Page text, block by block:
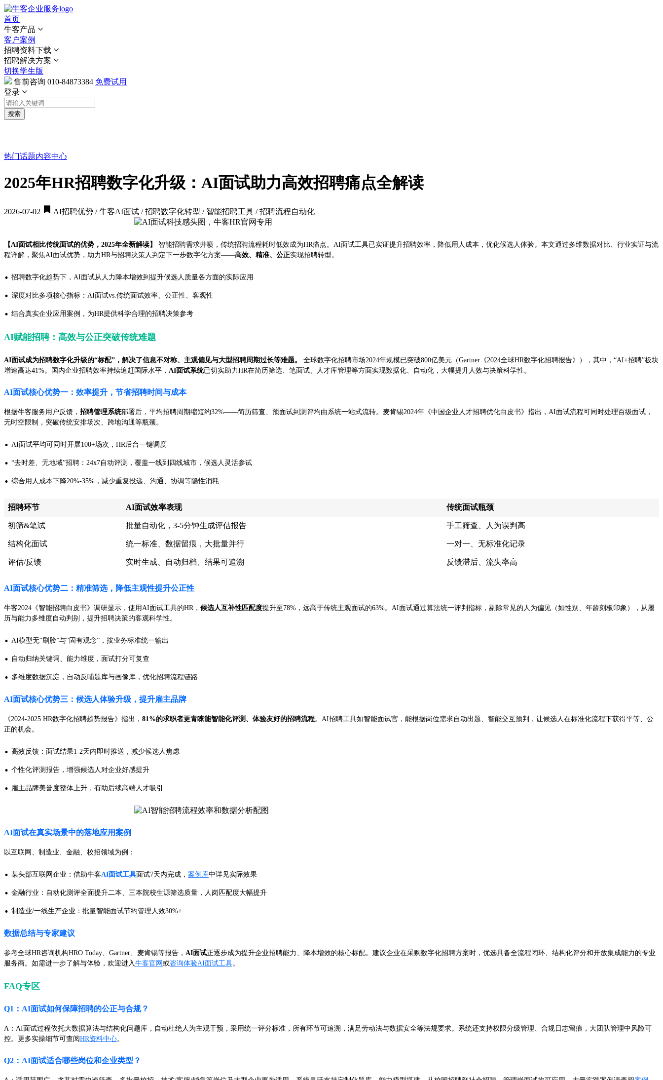
首页
牛客产品
客户案例
招聘资料下载
招聘解决方案
切换学生版
售前咨询 010-84873384 免费试用
登录
搜索
热门话题内容中心
2025年HR招聘数字化升级：AI面试助力高效招聘痛点全解读
2026-07-02 AI招聘优势 / 牛客AI面试 / 招聘数字化转型 / 智能招聘工具 / 招聘流程自动化
【AI面试相比传统面试的优势，2025年全新解读】
智能招聘需求井喷，传统招聘流程耗时低效成为HR痛点。AI面试工具已实证提升招聘效率，降低用人成本，优化候选人体验。本文通过多维数据对比、行业实证与流
程详解，聚焦AI面试优势，助力HR与招聘决策人判定下一步数字化方案——高效、精准、公正实现招聘转型。
· 招聘数字化趋势下，AI面试从人力降本增效到提升候选人质量各方面的实际应用
· 深度对比多项核心指标：AI面试vs.传统面试效率、公正性、客观性
· 结合真实企业应用案例，为HR提供科学合理的招聘决策参考
AI赋能招聘：高效与公正突破传统难题
AI面试成为招聘数字化升级的“标配”，解决了信息不对称、主观偏见与大型招聘周期过长等难题。
全球数字化招聘市场2024年规模已突破800亿美元（Gartner《2024全球HR数字化招聘报告》），其中，“AI+招聘”板块
增速高达41%。国内企业招聘效率持续追赶国际水平， AI面试系统已切实助力HR在简历筛选、笔面试、人才库管理等方面实现数据化、自动化，大幅提升人效与决策科学性。
AI面试核心优势一：效率提升，节省招聘时间与成本
根据牛客服务用户反馈， 招聘管理系统部署后，平均招聘周期缩短约32%——简历筛查、预面试到测评均由系统一站式流转。麦肯锡2024年《中国企业人才招聘优化白皮书》指出，AI面试流程可同时处理百级面试，
无时空限制，突破传统安排场次、跨地沟通等瓶颈。
· AI面试平均可同时开展100+场次，HR后台一键调度
· “去时差、无地域”招聘：24x7自动评测，覆盖一线到四线城市，候选人灵活参试
· 综合用人成本下降20%-35%，减少重复投递、沟通、协调等隐性消耗
招聘环节 AI面试效率表现 传统面试瓶颈
初筛&笔试 批量自动化，3-5分钟生成评估报告 手工筛查、人为误判高
结构化面试 统一标准、数据留痕，大批量并行 一对一、无标准化记录
评估/反馈 实时生成、自动归档、结果可追溯 反馈滞后、流失率高
AI面试核心优势二：精准筛选，降低主观性提升公正性
牛客2024《智能招聘白皮书》调研显示，使用AI面试工具的HR， 候选人互补性匹配度提升至78%，远高于传统主观面试的63%。AI面试通过算法统一评判指标，剔除常见的人为偏见（如性别、年龄刻板印象），从履
历与能力多维度自动判别，提升招聘决策的客观科学性。
· AI模型无“刷脸”与“固有观念”，按业务标准统一输出
· 自动归纳关键词、能力维度，面试打分可复查
· 多维度数据沉淀，自动反哺题库与画像库，优化招聘流程链路
AI面试核心优势三：候选人体验升级，提升雇主品牌
《2024-2025 HR数字化招聘趋势报告》指出， 81%的求职者更青睐能智能化评测、体验友好的招聘流程。AI招聘工具如智能面试官，能根据岗位需求自动出题、智能交互预判，让候选人在标准化流程下获得平等、公
正的机会。
· 高效反馈：面试结果1-2天内即时推送，减少候选人焦虑
· 个性化评测报告，增强候选人对企业好感提升
· 雇主品牌美誉度整体上升，有助后续高端人才吸引
AI面试在真实场景中的落地应用案例
以互联网、制造业、金融、校招领域为例：
· 某头部互联网企业：借助牛客AI面试工具面试7天内完成， 案例库中详见实际效果
· 金融行业：自动化测评全面提升二本、三本院校生源筛选质量，人岗匹配度大幅提升
· 制造业/一线生产企业：批量智能面试节约管理人效30%+
数据总结与专家建议
参考全球HR咨询机构HRO Today、Gartner、麦肯锡等报告， AI面试正逐步成为提升企业招聘能力、降本增效的核心标配。建议企业在采购数字化招聘方案时，优选具备全流程闭环、结构化评分和开放集成能力的专业
服务商。如需进一步了解与体验，欢迎进入牛客官网 或咨询体验AI面试工具。
FAQ专区
Q1：AI面试如何保障招聘的公正与合规？
A：AI面试过程依托大数据算法与结构化问题库，自动杜绝人为主观干预，采用统一评分标准，所有环节可追溯，满足劳动法与数据安全等法规要求。系统还支持权限分级管理、合规日志留痕，大团队管理中风险可
控。更多实操细节可查阅HR资料中心。
Q2：AI面试适合哪些岗位和企业类型？